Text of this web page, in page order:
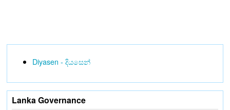
Diyasen - දියසෙන්
Lanka Governance